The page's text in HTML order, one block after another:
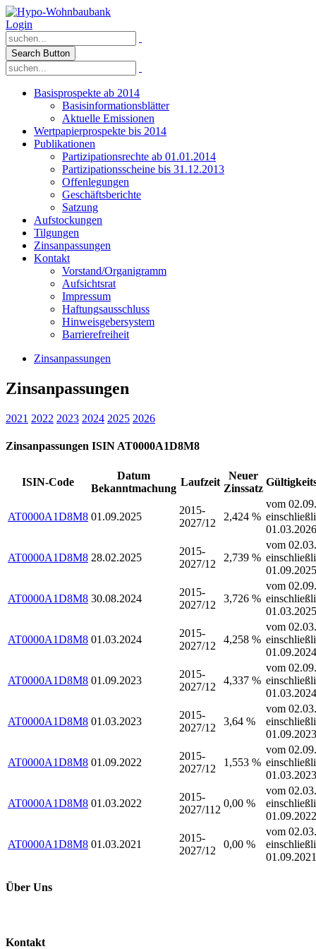
Login
Search Button
Basisprospekte ab 2014
Basisinformationsblätter
Aktuelle Emissionen
Wertpapierprospekte bis 2014
Publikationen
Partizipationsrechte ab 01.01.2014
Partizipationsscheine bis 31.12.2013
Offenlegungen
Geschäftsberichte
Satzung
Aufstockungen
Tilgungen
Zinsanpassungen
Kontakt
Vorstand/Organigramm
Aufsichtsrat
Impressum
Haftungsausschluss
Hinweisgebersystem
Barrierefreiheit
Zinsanpassungen
Zinsanpassungen
2021 2022 2023 2024 2025 2026
Zinsanpassungen ISIN AT0000A1D8M8
ISIN-Code
Datum
Bekanntmachung
Laufzeit
Neuer
Zinssatz
AT0000A1D8M8 01.09.2025
2015-
2027/12
2,424 %
vom
01.03.2026
AT0000A1D8M8 28.02.2025
2015-
2027/12
2,739 %
vom
01.09.2025
AT0000A1D8M8 30.08.2024
2015-
2027/12
3,726 %
vom
01.03.2025
AT0000A1D8M8 01.03.2024
2015-
2027/12
4,258 %
vom
01.09.2024
AT0000A1D8M8 01.09.2023
2015-
2027/12
4,337 %
vom
01.03.2024
AT0000A1D8M8 01.03.2023
2015-
2027/12
3,64 %
vom
01.09.2023
AT0000A1D8M8 01.09.2022
2015-
2027/12
1,553 %
vom
01.03.2023
AT0000A1D8M8 01.03.2022
2015-
2027/112
0,00 %
vom
01.09.2022
AT0000A1D8M8 01.03.2021
2015-
2027/12
0,00 %
vom
01.09.2021
Über Uns
Kontakt